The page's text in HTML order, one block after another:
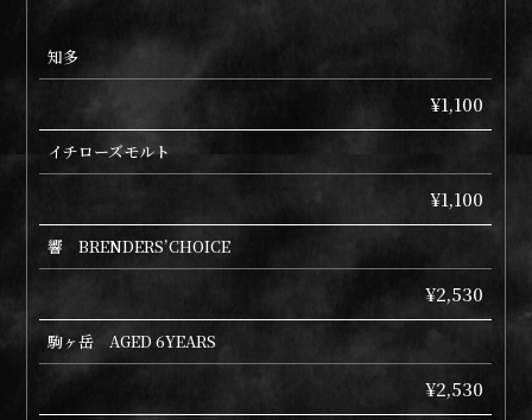
知多
¥1,100
イチローズモルト
¥1,100
響 BRENDERS’CHOICE
¥2,530
駒ヶ岳 AGED 6YEARS
¥2,530